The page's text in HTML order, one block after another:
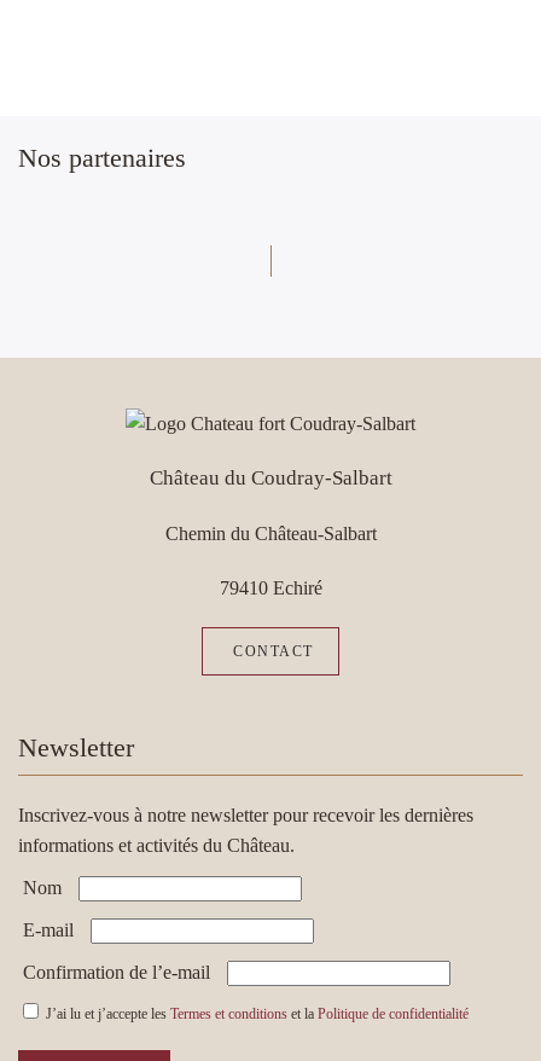
Nos partenaires
Château du Coudray-Salbart
Chemin du Château-Salbart
79410 Echiré
CONTACT
Newsletter
Inscrivez-vous à notre newsletter pour recevoir les dernières
informations et activités du Château.
Nom
E-mail
Confirmation de l’e-mail
J’ai lu et j’accepte les Termes et conditions et la Politique de confidentialité